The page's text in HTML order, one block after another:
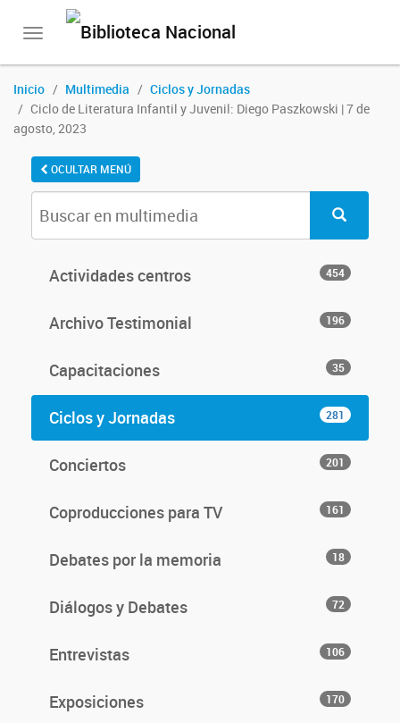
Toggle
Inicio Multimedia
Ciclos y Jornadas
Ciclo de Literatura Infantil y Juvenil: Diego Paszkowski | 7 de
agosto, 2023
OCULTAR MENÚ
Actividades centros 454
Archivo Testimonial 196
Capacitaciones 35
Ciclos y Jornadas 281
Conciertos 201
Coproducciones para TV 161
Debates por la memoria 18
Diálogos y Debates 72
Entrevistas 106
Exposiciones 170